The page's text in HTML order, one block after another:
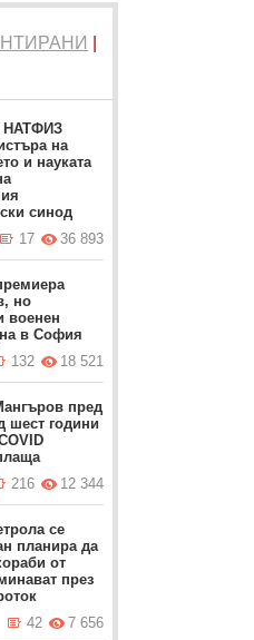
НАТФИЗ
на
и науката
синод
36 893
17
но
военен
в София
18 521
132
пред
шест години
12 344
216
се
планира да
от
през
7 656
42